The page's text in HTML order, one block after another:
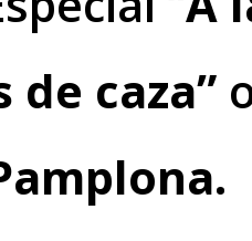
caza”